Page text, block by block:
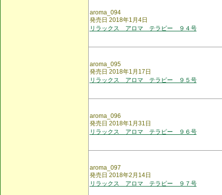
aroma_094
発売日 2018年1月4日
リラックス アロマ テラピー ９４号
aroma_095
発売日 2018年1月17日
リラックス アロマ テラピー ９５号
aroma_096
発売日 2018年1月31日
リラックス アロマ テラピー ９６号
aroma_097
発売日 2018年2月14日
リラックス アロマ テラピー ９７号